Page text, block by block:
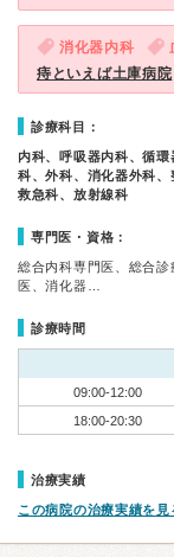
消化器内科
痔といえば土庫病院
診療科目：
内科、呼吸器内科、循
科、外科、消化器外科、
救急科、放射線科
専門医・資格：
総合内科専門医、総合
医、消化器…
診療時間
09:00-12:00
18:00-20:30
治療実績
この病院の治療実績を見